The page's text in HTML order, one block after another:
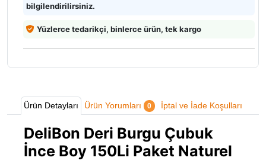
bilgilendirilirsiniz.
Yüzlerce tedarikçi, binlerce ürün, tek kargo
Ürün Detayları Ürün Yorumları 0 İptal ve İade Koşulları
DeliBon Deri Burgu Çubuk
İnce Boy 150Li Paket Naturel